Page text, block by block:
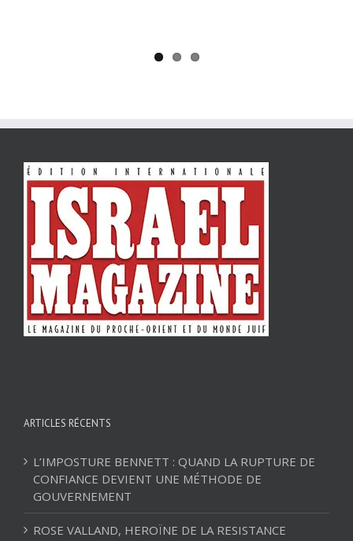
ARTICLES RÉCENTS
L’IMPOSTURE BENNETT : QUAND LA RUPTURE DE
CONFIANCE DEVIENT UNE MÉTHODE DE
GOUVERNEMENT
ROSE VALLAND, HEROÏNE DE LA RESISTANCE